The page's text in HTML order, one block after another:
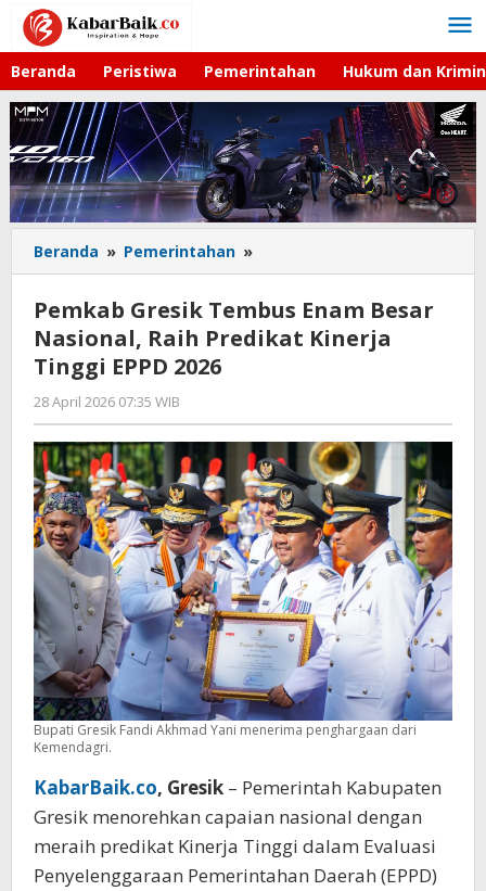
Lewati
konten
Beranda Peristiwa Pemerintahan Hukum dan
Beranda » Pemerintahan »
Gresik
Tembus
Enam
Besar
Tinggi
EPPD
2026
Pemkab Gresik Tembus Enam Besar
Nasional, Raih Predikat Kinerja
Tinggi EPPD 2026
28 April 2026 07:35 WIB
Andika
DP
Bupati Gresik Fandi Akhmad Yani menerima penghargaan dari
Kemendagri.
KabarBaik.co, Gresik – Pemerintah Kabupaten
Gresik menorehkan capaian nasional dengan
meraih predikat Kinerja Tinggi dalam Evaluasi
Penyelenggaraan Pemerintahan Daerah (EPPD)